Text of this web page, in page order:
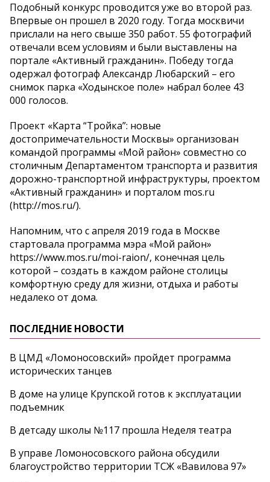
Подобный конкурс проводится уже во второй раз.
Впервые он прошел в 2020 году. Тогда москвичи
прислали на него свыше 350 работ. 55 фотографий
отвечали всем условиям и были выставлены на
портале «Активный гражданин». Победу тогда
одержал фотограф Александр Любарский – его
снимок парка «Ходынское поле» набрал более 43
000 голосов.
Проект «Карта “Тройка”: новые
достопримечательности Москвы» организован
командой программы «Мой район» совместно со
столичным Департаментом транспорта и развития
дорожно-транспортной инфраструктуры, проектом
«Активный гражданин» и порталом mos.ru
(http://mos.ru/).
Напомним, что с апреля 2019 года в Москве
стартовала программа мэра «Мой район»
https://www.mos.ru/moi-raion/, конечная цель
которой – создать в каждом районе столицы
комфортную среду для жизни, отдыха и работы
недалеко от дома.
ПОСЛЕДНИЕ НОВОСТИ
В ЦМД «Ломоносовский» пройдет программа
исторических танцев
В доме на улице Крупской готов к эксплуатации
подъемник
В детсаду школы №117 прошла Неделя театра
В управе Ломоносовского района обсудили
благоустройство территории ТСЖ «Вавилова 97»